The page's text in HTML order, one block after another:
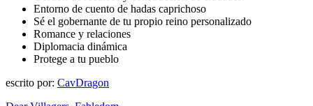
Entorno de cuento de hadas caprichoso
Sé el gobernante de tu propio reino personalizado
Romance y relaciones
Diplomacia dinámica
Protege a tu pueblo
escrito por: CavDragon